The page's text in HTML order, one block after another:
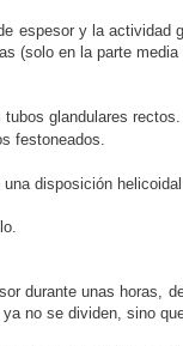
espesor y la
(solo en la parte
glandulares rectos.
festoneados.
disposición
durante unas horas,
no se dividen, sino